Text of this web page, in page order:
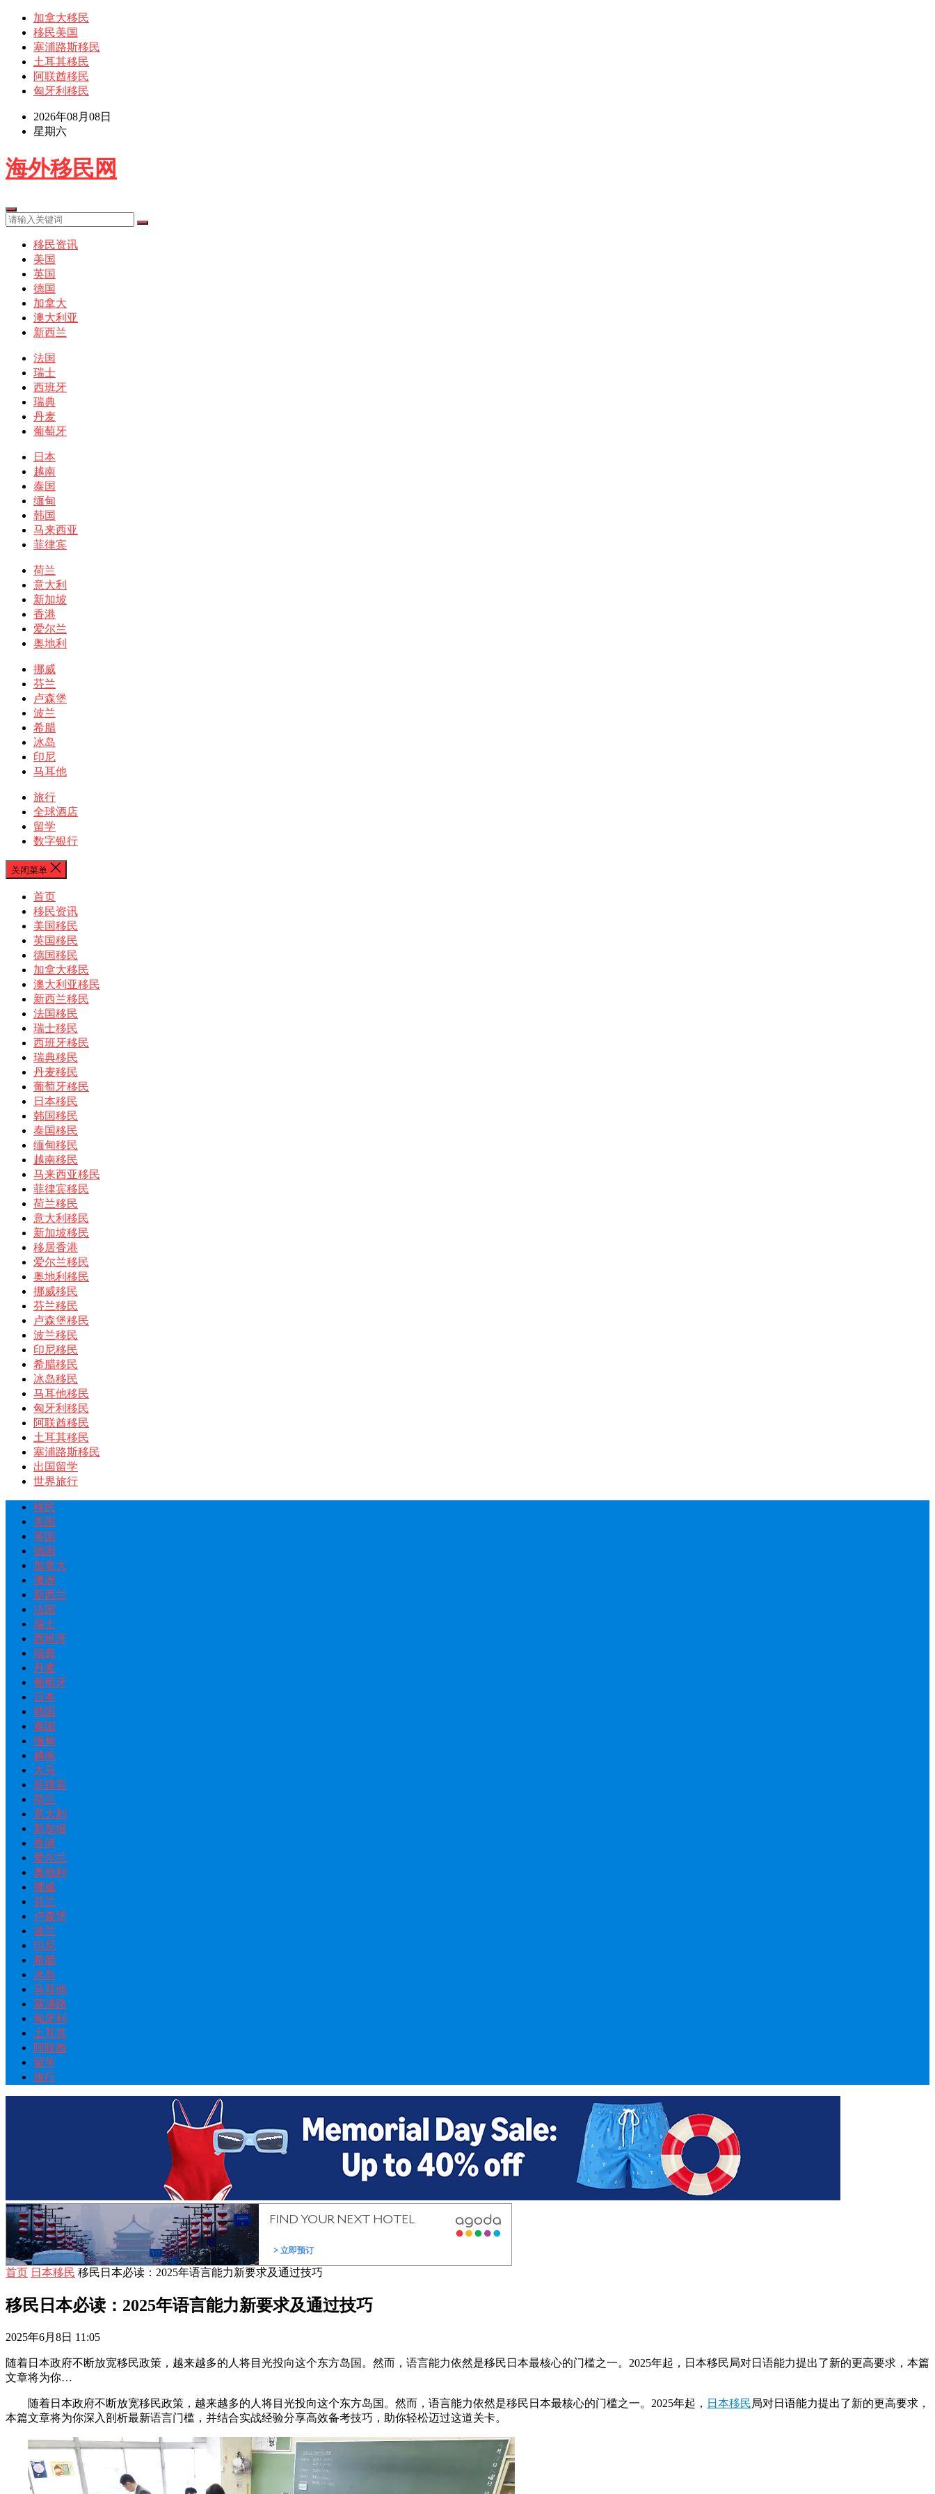
加拿大移民
移民美国
塞浦路斯移民
土耳其移民
阿联酋移民
匈牙利移民
2026年08月08日
星期六
海外移民网
移民资讯
美国
英国
德国
加拿大
澳大利亚
新西兰
法国
瑞士
西班牙
瑞典
丹麦
葡萄牙
日本
越南
泰国
缅甸
韩国
马来西亚
菲律宾
荷兰
意大利
新加坡
香港
爱尔兰
奥地利
挪威
芬兰
卢森堡
波兰
希腊
冰岛
印尼
马耳他
旅行
全球酒店
留学
数字银行
关闭菜单
首页
移民资讯
美国移民
英国移民
德国移民
加拿大移民
澳大利亚移民
新西兰移民
法国移民
瑞士移民
西班牙移民
瑞典移民
丹麦移民
葡萄牙移民
日本移民
韩国移民
泰国移民
缅甸移民
越南移民
马来西亚移民
菲律宾移民
荷兰移民
意大利移民
新加坡移民
移居香港
爱尔兰移民
奥地利移民
挪威移民
芬兰移民
卢森堡移民
波兰移民
印尼移民
希腊移民
冰岛移民
马耳他移民
匈牙利移民
阿联酋移民
土耳其移民
塞浦路斯移民
出国留学
世界旅行
移民
美国
英国
德国
加拿大
澳洲
新西兰
法国
瑞士
西班牙
瑞典
丹麦
葡萄牙
日本
韩国
泰国
缅甸
越南
大马
菲律宾
荷兰
意大利
新加坡
香港
爱尔兰
奥地利
挪威
芬兰
卢森堡
波兰
印尼
希腊
冰岛
马耳他
塞浦路
匈牙利
土耳其
阿联酋
留学
旅行
首页 日本移民 移民日本必读：2025年语言能力新要求及通过技巧
移民日本必读：2025年语言能力新要求及通过技巧
2025年6月8日 11:05
随着日本政府不断放宽移民政策，越来越多的人将目光投向这个东方岛国。然而，语言能力依然是移民日本最核心的门槛之一。2025年起，日本移民局对日语能力提出了新的更高要求，本篇
文章将为你…
随着日本政府不断放宽移民政策，越来越多的人将目光投向这个东方岛国。然而，语言能力依然是移民日本最核心的门槛之一。2025年起， 日本移民局对日语能力提出了新的更高要求，
本篇文章将为你深入剖析最新语言门槛，并结合实战经验分享高效备考技巧，助你轻松迈过这道关卡。